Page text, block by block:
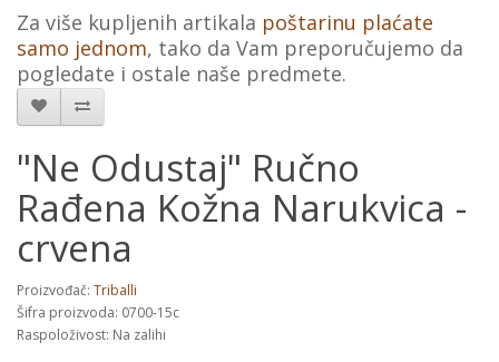
Za više kupljenih artikala poštarinu plaćate
samo jednom, tako da Vam preporučujemo da
pogledate i ostale naše predmete.
"Ne Odustaj" Ručno
Rađena Kožna Narukvica -
crvena
Proizvođač: Triballi
Šifra proizvoda: 0700-15c
Raspoloživost: Na zalihi